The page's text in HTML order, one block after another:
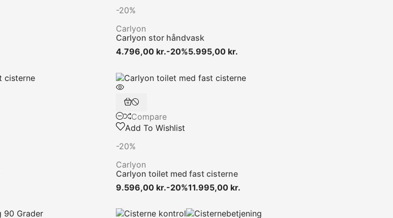
-20%
Carlyon
Carlyon stor håndvask
4.796,00 kr.-20%5.995,00 kr.Normalpris
Pris
Compare
Add To Wishlist
-20%
Carlyon
Carlyon toilet med fast cisterne
9.596,00 kr.-20%11.995,00 kr.